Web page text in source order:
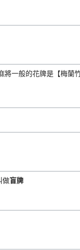
一般的花牌是【梅蘭
做盲牌